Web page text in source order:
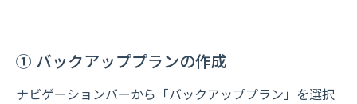
① バックアッププランの作成
ナビゲーションバーから「バックアッププラン」を選択